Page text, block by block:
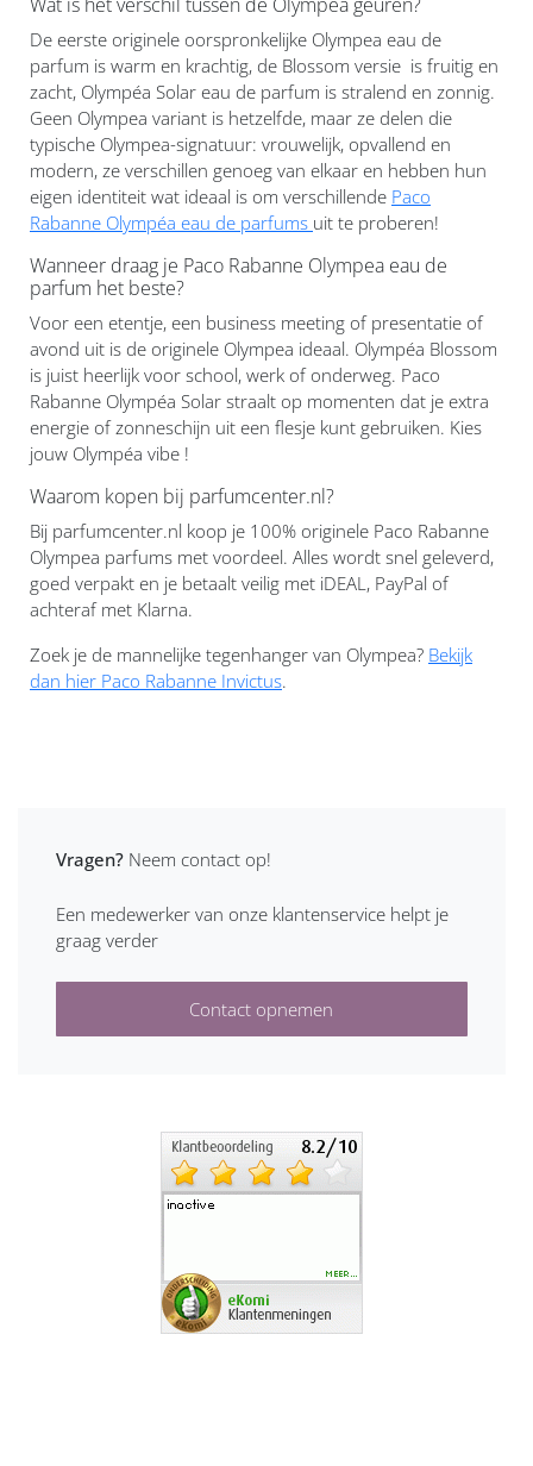
De eerste originele oorspronkelijke Olympea eau de
parfum is warm en krachtig, de Blossom versie is fruitig en
zacht, Olympéa Solar eau de parfum is stralend en zonnig.
Geen Olympea variant is hetzelfde, maar ze delen die
typische Olympea-signatuur: vrouwelijk, opvallend en
modern, ze verschillen genoeg van elkaar en hebben hun
eigen identiteit wat ideaal is om verschillende Paco
Rabanne Olympéa eau de parfums uit te proberen!
Wanneer draag je Paco Rabanne Olympea eau de
parfum het beste?
Voor een etentje, een business meeting of presentatie of
avond uit is de originele Olympea ideaal. Olympéa Blossom
is juist heerlijk voor school, werk of onderweg. Paco
Rabanne Olympéa Solar straalt op momenten dat je extra
energie of zonneschijn uit een flesje kunt gebruiken. Kies
jouw Olympéa vibe !
Waarom kopen bij parfumcenter.nl?
Bij parfumcenter.nl koop je 100% originele Paco Rabanne
Olympea parfums met voordeel. Alles wordt snel geleverd,
goed verpakt en je betaalt veilig met iDEAL, PayPal of
achteraf met Klarna.
Zoek je de mannelijke tegenhanger van Olympea? Bekijk
dan hier Paco Rabanne Invictus.
Vragen? Neem contact op!
Een medewerker van onze klantenservice helpt je
graag verder
Contact opnemen